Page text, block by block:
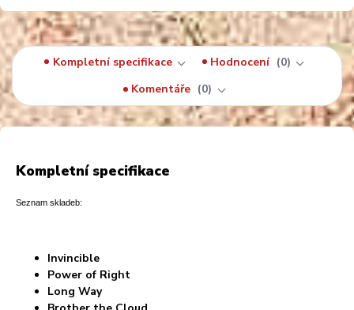
Kompletní specifikace Hodnocení
0
Komentáře
0
Kompletní specifikace
Seznam skladeb:
Invincible
Power of Right
Long Way